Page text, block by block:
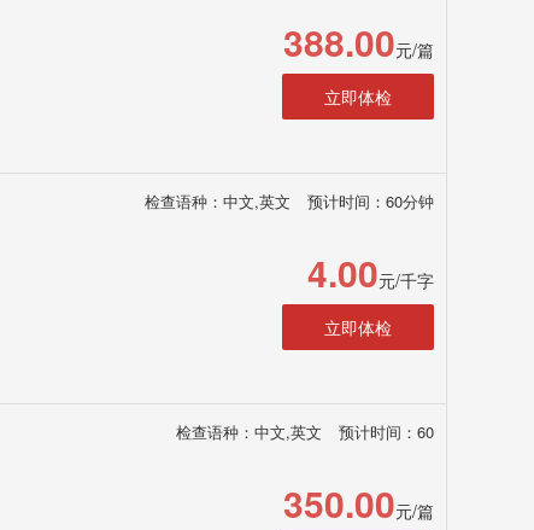
388.00元/篇
立即体检
检查语种：中文,英文 预计时间：60分钟
4.00元/千字
立即体检
检查语种：中文,英文 预计时间：60
350.00元/篇